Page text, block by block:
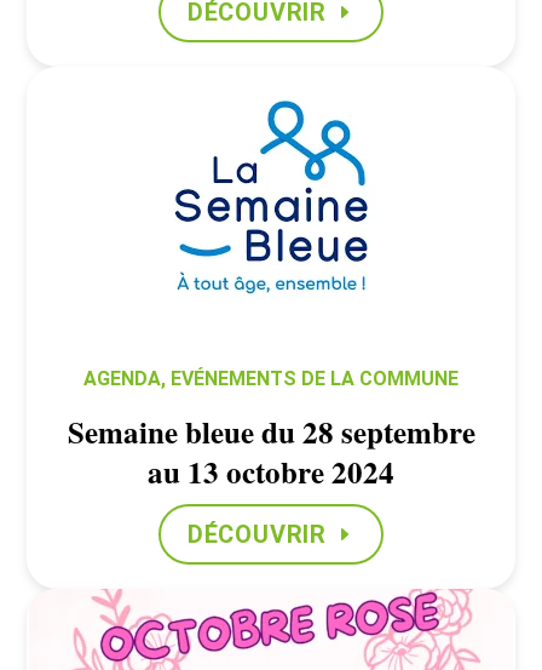
DÉCOUVRIR
AGENDA, EVÉNEMENTS DE LA COMMUNE
Semaine bleue du 28 septembre
au 13 octobre 2024
DÉCOUVRIR